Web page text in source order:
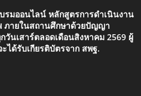
รมออนไลน์ หลักสูตรการดำเนินงาน
ภายในสถานศึกษาด้วยปัญญา
วันเสาร์ตลอดเดือนสิงหาคม 2569 ผู้
ได้รับเกียรติบัตรจาก สพฐ.